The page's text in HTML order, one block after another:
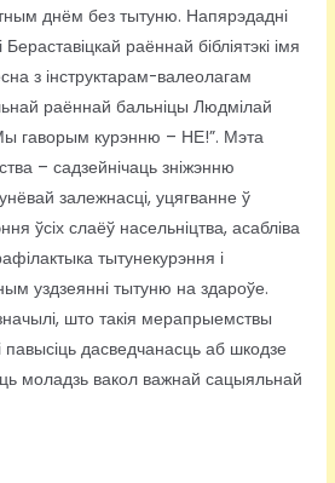
днём без тытуню. Напярэдадні
Бераставіцкай раённай бібліятэкі імя
з інструктарам-валеолагам
раённай бальніцы Людмілай
гаворым курэнню – НЕ!”. Мэта
– садзейнічаць зніжэнню
залежнасці, уцягванне ў
ўсіх слаёў насельніцтва, асабліва
тытунекурэння і
уздзеянні тытуню на здароўе.
што такія мерапрыемствы
дасведчанасць аб шкодзе
моладзь вакол важнай сацыяльнай